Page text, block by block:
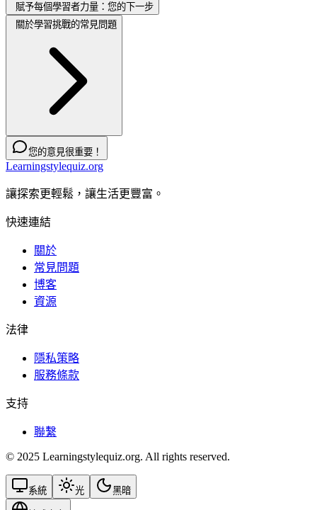
賦予每個學習者力量：您的下一步
關於學習挑戰的常見問題
您的意見很重要！
Learningstylequiz.org
讓探索更輕鬆，讓生活更豐富。
快速連結
關於
常見問題
博客
資源
法律
隱私策略
服務條款
支持
聯繫
© 2025 Learningstylequiz.org. All rights reserved.
系統 光 黑暗